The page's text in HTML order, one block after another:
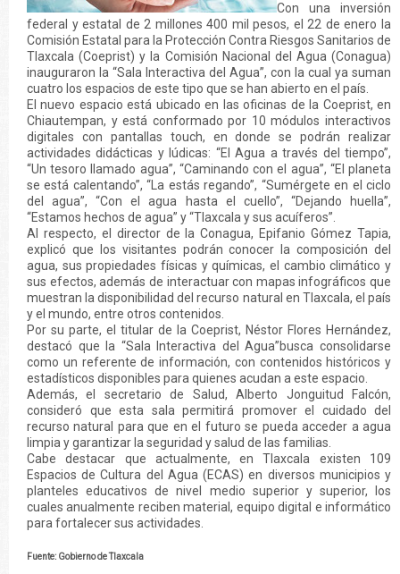
Con una inversión
federal y estatal de 2 millones 400 mil pesos, el 22 de enero la
Comisión Estatal para la Protección Contra Riesgos Sanitarios de
Tlaxcala (Coeprist) y la Comisión Nacional del Agua (Conagua)
inauguraron la “Sala Interactiva del Agua”, con la cual ya suman
cuatro los espacios de este tipo que se han abierto en el país.
El nuevo espacio está ubicado en las oficinas de la Coeprist, en
Chiautempan, y está conformado por 10 módulos interactivos
digitales con pantallas touch, en donde se podrán realizar
actividades didácticas y lúdicas: “El Agua a través del tiempo”,
“Un tesoro llamado agua”, “Caminando con el agua”, “El planeta
se está calentando”, “La estás regando”, “Sumérgete en el ciclo
del agua”, “Con el agua hasta el cuello”, “Dejando huella”,
“Estamos hechos de agua” y “Tlaxcala y sus acuíferos”.
Al respecto, el director de la Conagua, Epifanio Gómez Tapia,
explicó que los visitantes podrán conocer la composición del
agua, sus propiedades físicas y químicas, el cambio climático y
sus efectos, además de interactuar con mapas infográficos que
muestran la disponibilidad del recurso natural en Tlaxcala, el país
y el mundo, entre otros contenidos.
Por su parte, el titular de la Coeprist, Néstor Flores Hernández,
destacó que la “Sala Interactiva del Agua”busca consolidarse
como un referente de información, con contenidos históricos y
estadísticos disponibles para quienes acudan a este espacio.
Además, el secretario de Salud, Alberto Jonguitud Falcón,
consideró que esta sala permitirá promover el cuidado del
recurso natural para que en el futuro se pueda acceder a agua
limpia y garantizar la seguridad y salud de las familias.
Cabe destacar que actualmente, en Tlaxcala existen 109
Espacios de Cultura del Agua (ECAS) en diversos municipios y
planteles educativos de nivel medio superior y superior, los
cuales anualmente reciben material, equipo digital e informático
para fortalecer sus actividades.
Fuente: Gobierno de Tlaxcala